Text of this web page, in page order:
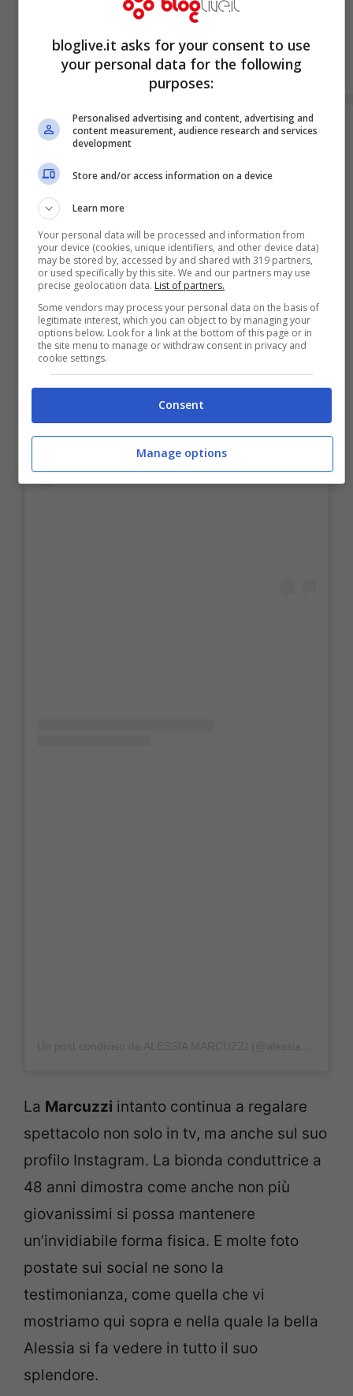
La Marcuzzi intanto continua a regalare
spettacolo non solo in tv, ma anche sul suo
profilo Instagram. La bionda conduttrice a
48 anni dimostra come anche non più
giovanissimi si possa mantenere
un’invidiabile forma fisica. E molte foto
postate sui social ne sono la
testimonianza, come quella che vi
mostriamo qui sopra e nella quale la bella
Alessia si fa vedere in tutto il suo
splendore.
bloglive.it asks for your consent to use
your personal data for the following
purposes:
Personalised advertising and content, advertising and
content measurement, audience research and services
development
Store and/or access information on a device
Learn more
Your personal data will be processed and information from
your device (cookies, unique identifiers, and other device data)
may be stored by, accessed by and shared with 319 partners,
or used specifically by this site. We and our partners may use
precise geolocation data. List of partners.
Some vendors may process your personal data on the basis of
legitimate interest, which you can object to by managing your
options below. Look for a link at the bottom of this page or in
the site menu to manage or withdraw consent in privacy and
cookie settings.
Consent
Manage options